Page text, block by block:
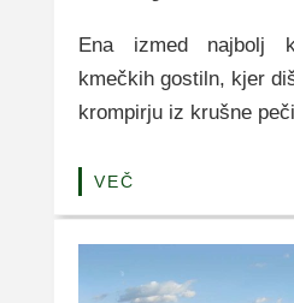
Ena izmed najbolj
kmečkih gostiln, kjer
krompirju iz krušne
VEČ